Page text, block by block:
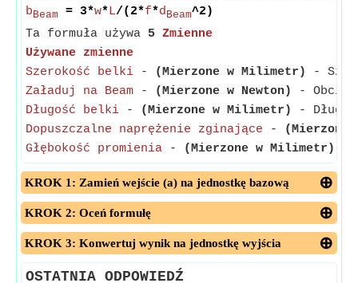
bBeam = 3*w*L/(2*f*dBeam^2)
Ta formuła używa 5 Zmienne
Używane zmienne
Szerokość belki - (Mierzone w Milimetr)
-
Załaduj na Beam - (Mierzone w Newton)
-
Długość belki - (Mierzone w Milimetr)
-
Dopuszczalne naprężenie zginające -
(Mierzone
Głębokość promienia - (Mierzone w Milimetr)
KROK 1: Zamień wejście (a) na jednostkę bazową
KROK 2: Oceń formułę
KROK 3: Konwertuj wynik na jednostkę wyjścia
OSTATNIA ODPOWIEDŹ